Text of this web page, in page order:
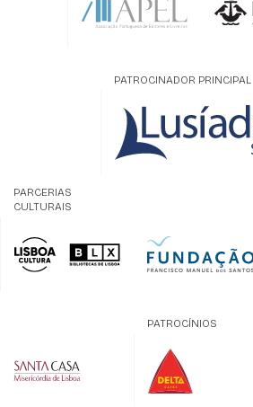
PATROCINADOR PRINCIPAL
PARCERIAS
CULTURAIS
PATROCÍNIOS